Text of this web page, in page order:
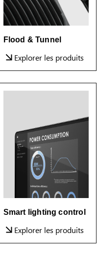
Flood & Tunnel
Explorer les produits
Smart lighting control
Explorer les produits